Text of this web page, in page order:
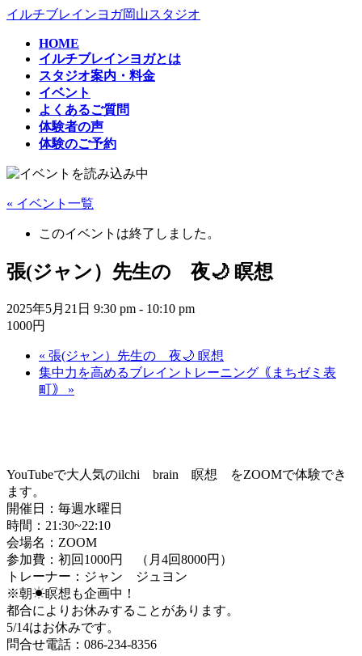
コ
プ
ナ
動
イルチブレインヨガ岡山スタジオ
HOME
イルチブレインヨガとは
スタジオ案内・料金
イベント
よくあるご質問
体験者の声
体験のご予約
« イベント一覧
このイベントは終了しました。
張(ジャン）先生の 夜🌙 瞑想
2025年5月21日 9:30 pm - 10:10 pm
1000円
« 張(ジャン）先生の 夜🌙 瞑想
集中力を高めるブレイントレーニング｟まちゼミ表
町｠ »
YouTubeで大人気のilchi brain 瞑想 をZOOMで体験でき
ます。
開催日：毎週水曜日
時間：21:30~22:10
会場名：ZOOM
参加費：初回1000円 （月4回8000円）
トレーナー：ジャン ジュヨン
※朝☀瞑想も企画中！
都合によりお休みすることがあります。
5/14はお休みです。
問合せ電話：086-234-8356